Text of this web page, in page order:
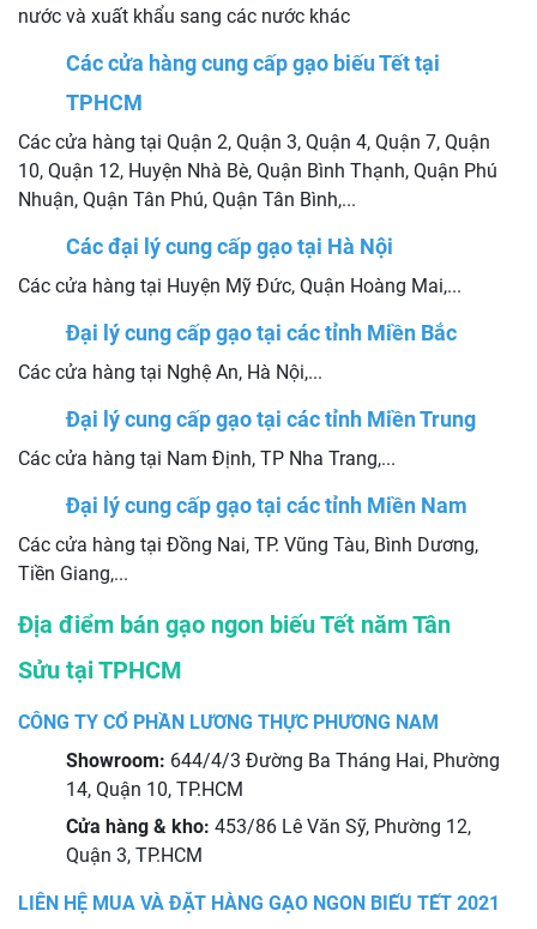
nước và xuất khẩu sang các nước khác
Các cửa hàng cung cấp gạo biếu Tết tại
TPHCM
Các cửa hàng tại Quận 2, Quận 3, Quận 4, Quận 7, Quận
10, Quận 12, Huyện Nhà Bè, Quận Bình Thạnh, Quận Phú
Nhuận, Quận Tân Phú, Quận Tân Bình,...
Các đại lý cung cấp gạo tại Hà Nội
Các cửa hàng tại Huyện Mỹ Đức, Quận Hoàng Mai,...
Đại lý cung cấp gạo tại các tỉnh Miền Bắc
Các cửa hàng tại Nghệ An, Hà Nội,...
Đại lý cung cấp gạo tại các tỉnh Miền Trung
Các cửa hàng tại Nam Định, TP Nha Trang,...
Đại lý cung cấp gạo tại các tỉnh Miền Nam
Các cửa hàng tại Đồng Nai, TP. Vũng Tàu, Bình Dương,
Tiền Giang,...
Địa điểm bán gạo ngon biếu Tết năm Tân
Sửu tại TPHCM
CÔNG TY CỔ PHẦN LƯƠNG THỰC PHƯƠNG NAM
Showroom: 644/4/3 Đường Ba Tháng Hai, Phường
14, Quận 10, TP.HCM
Cửa hàng & kho: 453/86 Lê Văn Sỹ, Phường 12,
Quận 3, TP.HCM
LIÊN HỆ MUA VÀ ĐẶT HÀNG GẠO NGON BIẾU TẾT 2021